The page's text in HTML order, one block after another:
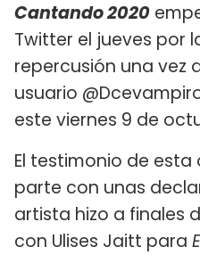
Cantando 2020
Twitter el jueves por
repercusión una vez
usuario
este viernes 9 de
El testimonio de
parte con unas
artista hizo a finales
con Ulises Jaitt para